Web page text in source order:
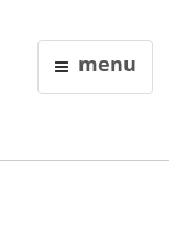
menu